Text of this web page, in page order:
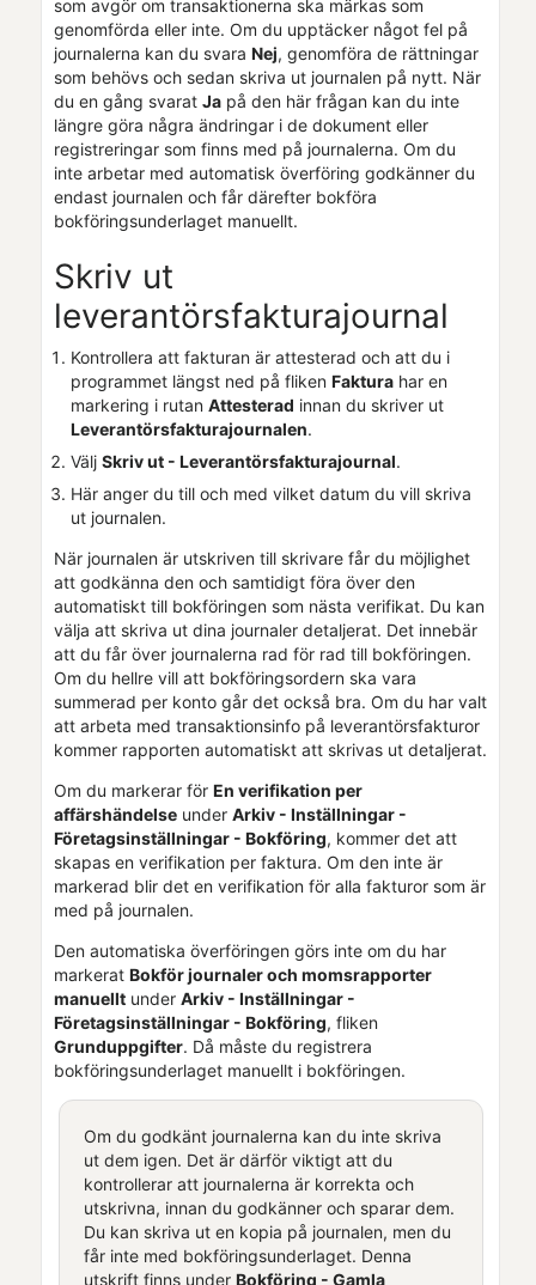
som avgör om transaktionerna ska märkas som
genomförda eller inte. Om du upptäcker något fel på
journalerna kan du svara Nej, genomföra de rättningar
som behövs och sedan skriva ut journalen på nytt. När
du en gång svarat Ja på den här frågan kan du inte
längre göra några ändringar i de dokument eller
registreringar som finns med på journalerna. Om du
inte arbetar med automatisk överföring godkänner du
endast journalen och får därefter bokföra
bokföringsunderlaget manuellt.
Skriv ut
leverantörsfakturajournal
Kontrollera att fakturan är attesterad och att du i
programmet längst ned på fliken Faktura har en
markering i rutan Attesterad innan du skriver ut
Leverantörsfakturajournalen.
Välj Skriv ut - Leverantörsfakturajournal.
Här anger du till och med vilket datum du vill skriva
ut journalen.
När journalen är utskriven till skrivare får du möjlighet
att godkänna den och samtidigt föra över den
automatiskt till bokföringen som nästa verifikat. Du kan
välja att skriva ut dina journaler detaljerat. Det innebär
att du får över journalerna rad för rad till bokföringen.
Om du hellre vill att bokföringsordern ska vara
summerad per konto går det också bra. Om du har valt
att arbeta med transaktionsinfo på leverantörsfakturor
kommer rapporten automatiskt att skrivas ut detaljerat.
Om du markerar för En verifikation per
affärshändelse under Arkiv - Inställningar -
Företagsinställningar - Bokföring, kommer det att
skapas en verifikation per faktura. Om den inte är
markerad blir det en verifikation för alla fakturor som är
med på journalen.
Den automatiska överföringen görs inte om du har
markerat Bokför journaler och momsrapporter
manuellt under Arkiv - Inställningar -
Företagsinställningar - Bokföring, fliken
Grunduppgifter. Då måste du registrera
bokföringsunderlaget manuellt i bokföringen.
Om du godkänt journalerna kan du inte skriva
ut dem igen. Det är därför viktigt att du
kontrollerar att journalerna är korrekta och
utskrivna, innan du godkänner och sparar dem.
Du kan skriva ut en kopia på journalen, men du
får inte med bokföringsunderlaget. Denna
utskrift finns under Bokföring - Gamla